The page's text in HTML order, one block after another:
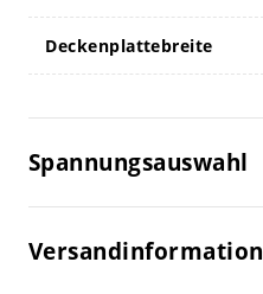
Deckenplattebreite
Spannungsauswahl
Versandinformation